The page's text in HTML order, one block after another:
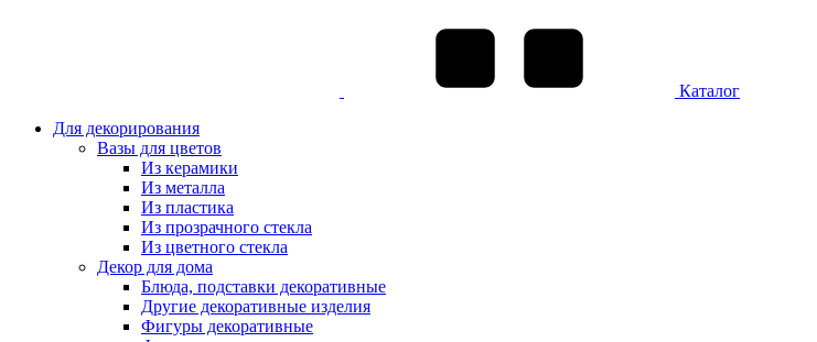
Каталог
Для декорирования
Вазы для цветов
Из керамики
Из металла
Из пластика
Из прозрачного стекла
Из цветного стекла
Декор для дома
Блюда, подставки декоративные
Другие декоративные изделия
Фигуры декоративные